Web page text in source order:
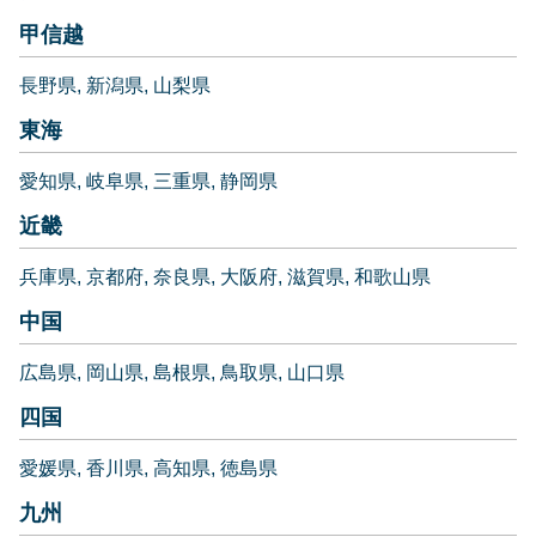
甲信越
長野県 新潟県 山梨県
東海
愛知県 岐阜県 三重県 静岡県
近畿
兵庫県 京都府 奈良県 大阪府 滋賀県 和歌山県
中国
広島県 岡山県 島根県 鳥取県 山口県
四国
愛媛県 香川県 高知県 徳島県
九州